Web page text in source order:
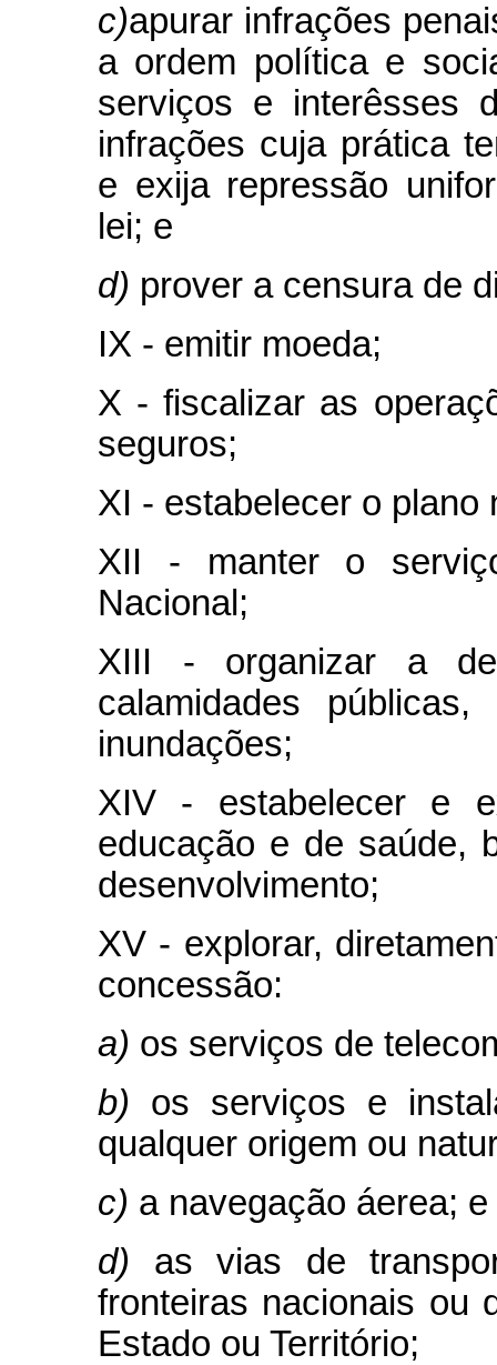
c)apurar infrações
a ordem política e
serviços e interêsses
infrações cuja prática
e exija repressão
lei; e
d) prover a censura de
IX - emitir moeda;
X - fiscalizar as
seguros;
XI - estabelecer o plano
XII - manter o
Nacional;
XIII - organizar a
calamidades
inundações;
XIV - estabelecer e
educação e de saúde,
desenvolvimento;
XV - explorar,
concessão:
a) os serviços de
b) os serviços e
qualquer origem ou
c) a navegação áerea; e
d) as vias de
fronteiras nacionais ou
Estado ou Território;